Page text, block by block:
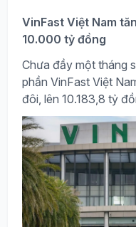
VinFast Việt Nam
10.000 tỷ đồng
Chưa đầy một tháng
phần VinFast Việt
đôi, lên 10.183,8 tỷ